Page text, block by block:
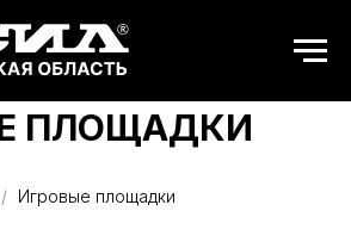
ПЛОЩАДКИ
/ Игровые площадки